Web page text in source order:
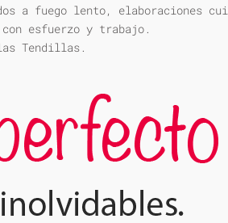
a fuego lento, elaboraciones
esfuerzo y trabajo.
Tendillas.